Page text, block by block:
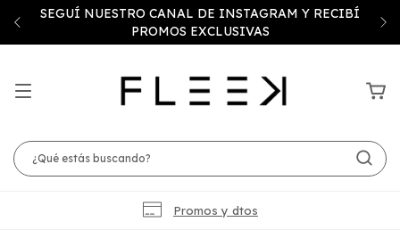
SEGUÍ NUESTRO CANAL DE INSTAGRAM Y RECIBÍ
PROMOS EXCLUSIVAS
Promos y dtos